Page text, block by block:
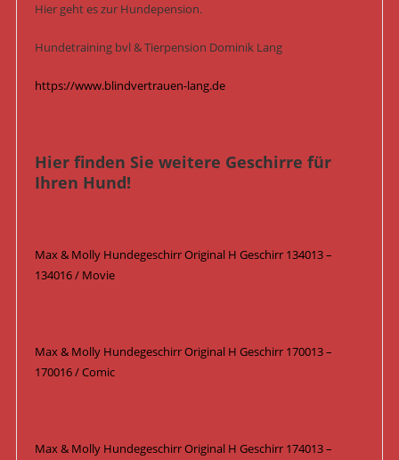
Hier geht es zur Hundepension.
Hundetraining bvl & Tierpension Dominik Lang
https://www.blindvertrauen-lang.de
Hier finden Sie weitere Geschirre für
Ihren Hund!
Max & Molly Hundegeschirr Original H Geschirr 134013 –
134016 / Movie
Max & Molly Hundegeschirr Original H Geschirr 170013 –
170016 / Comic
Max & Molly Hundegeschirr Original H Geschirr 174013 –